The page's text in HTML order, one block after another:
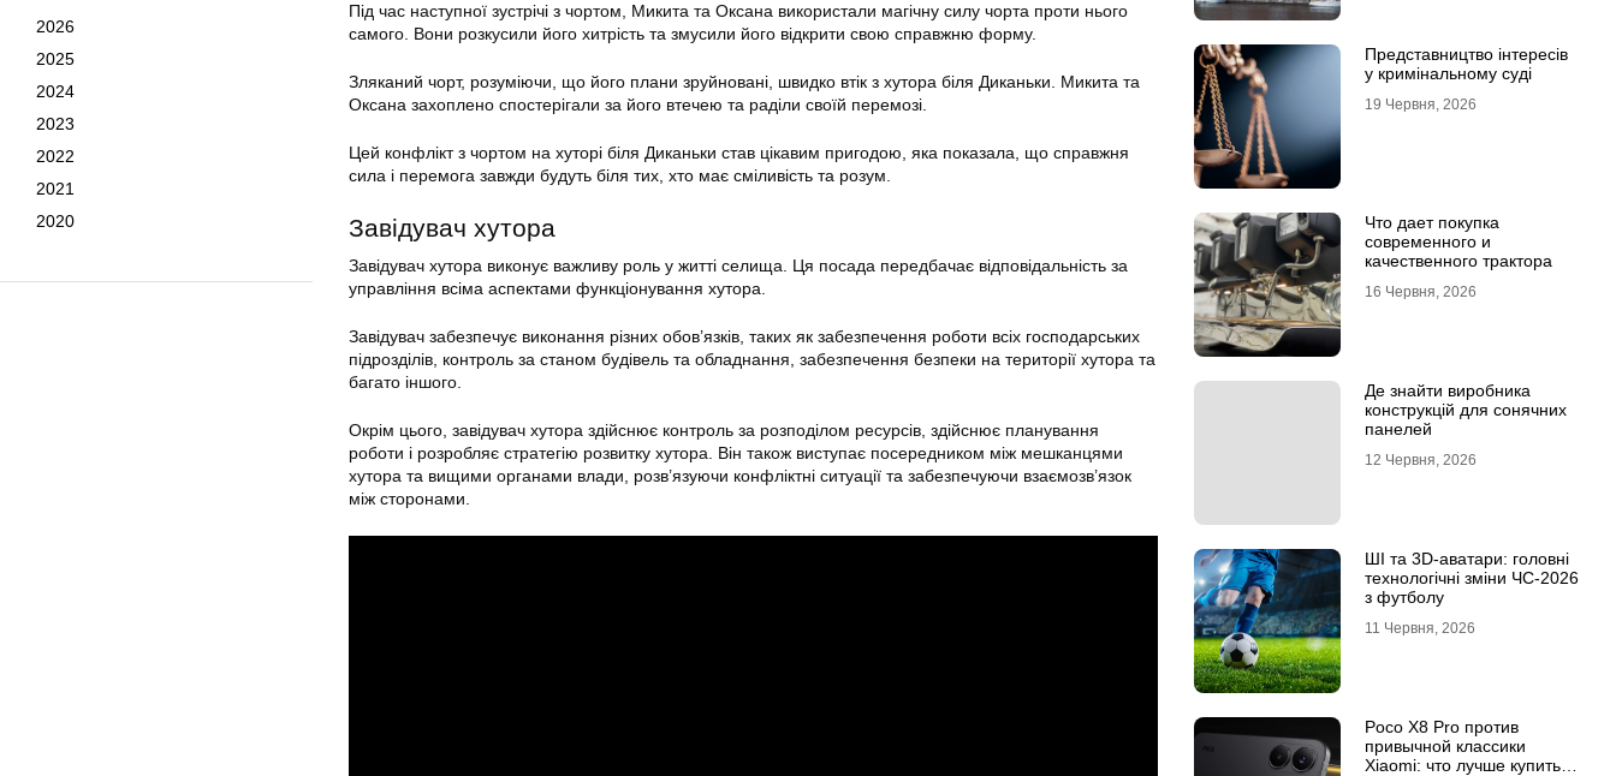
2026
2025
2024
2023
2022
2021
2020
Під час наступної зустрічі з чортом, Микита та Оксана використали магічну силу чорта проти нього
самого. Вони розкусили його хитрість та змусили його відкрити свою справжню форму.
Зляканий чорт, розуміючи, що його плани зруйновані, швидко втік з хутора біля Диканьки. Микита та
Оксана захоплено спостерігали за його втечею та раділи своїй перемозі.
Цей конфлікт з чортом на хуторі біля Диканьки став цікавим пригодою, яка показала, що справжня
сила і перемога завжди будуть біля тих, хто має сміливість та розум.
Завідувач хутора
Завідувач хутора виконує важливу роль у житті селища. Ця посада передбачає відповідальність за
управління всіма аспектами функціонування хутора.
Завідувач забезпечує виконання різних обов’язків, таких як забезпечення роботи всіх господарських
підрозділів, контроль за станом будівель та обладнання, забезпечення безпеки на території хутора та
багато іншого.
Окрім цього, завідувач хутора здійснює контроль за розподілом ресурсів, здійснює планування
роботи і розробляє стратегію розвитку хутора. Він також виступає посередником між мешканцями
хутора та вищими органами влади, розв’язуючи конфліктні ситуації та забезпечуючи взаємозв’язок
між сторонами.
Представництво інтересів
у кримінальному суді
19 Червня, 2026
Что дает покупка
современного и
качественного трактора
16 Червня, 2026
Де знайти виробника
конструкцій для сонячних
панелей
12 Червня, 2026
ШІ та 3D-аватари: головні
технологічні зміни ЧС-2026
з футболу
11 Червня, 2026
Poco X8 Pro против
привычной классики
Xiaomi: что лучше купить